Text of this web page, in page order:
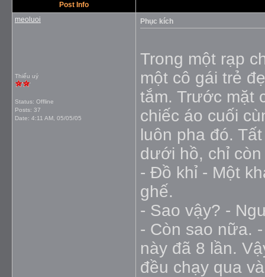
Post Info
meoluoi
Thiếu uý
Status: Offline
Posts: 37
Date: 4:11 AM, 05/05/05
Phục kích
Trong một rạp
một cô gái trẻ
tắm. Trước mặt
chiếc áo cuối
luôn pha đó.
dưới hồ, chỉ
- Đồ khỉ - Một
ghế.
- Sao vậy? -
- Còn sao nữa.
này đã 8 lần.
đều chạy qua